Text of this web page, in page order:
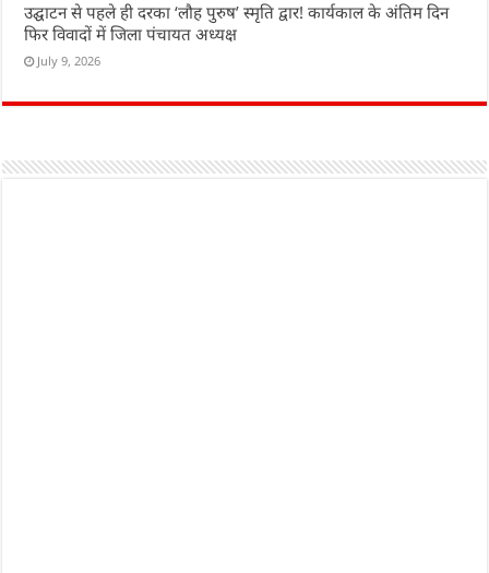
उद्घाटन से पहले ही दरका ‘लौह पुरुष’ स्मृति द्वार! कार्यकाल के अंतिम दिन
फिर विवादों में जिला पंचायत अध्यक्ष
July 9, 2026